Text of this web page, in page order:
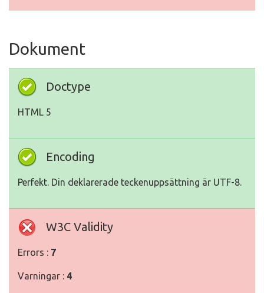
Dokument
Doctype
HTML 5
Encoding
Perfekt. Din deklarerade teckenuppsättning är UTF-8.
W3C Validity
Errors : 7
Varningar : 4